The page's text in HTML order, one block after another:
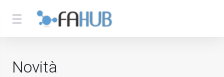
Novità